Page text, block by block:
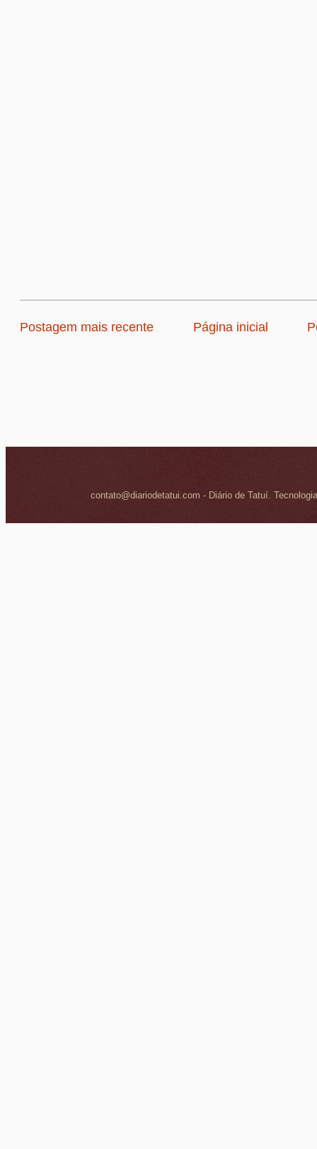
Postagem mais recente Página inicial
contato@diariodetatui.com - Diário de Tatuí.